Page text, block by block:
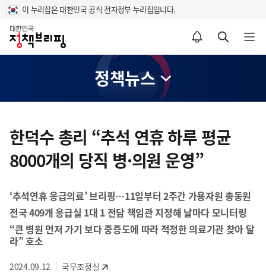
이 누리집은 대한민국 공식 전자정부 누리집입니다.
홈
알림설정 바로가기 검색 바로가기 메뉴 열기
정책뉴스
텐
츠
영
한덕수 총리 “추석 연휴 하루 평균
8000개의 당직 병·의원 운영”
‘추석연휴 응급의료’ 브리핑…11일부터 2주간 가용자원 총동원
전국 409개 응급실 1대 1 전담 책임관 지정해 날마다 모니터링
“큰 병원 먼저 가기 보다 중증도에 따라 적정한 의료기관 찾아 달
라” 호소
2024.09.12 국무조정실